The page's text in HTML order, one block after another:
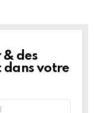
& des
votre